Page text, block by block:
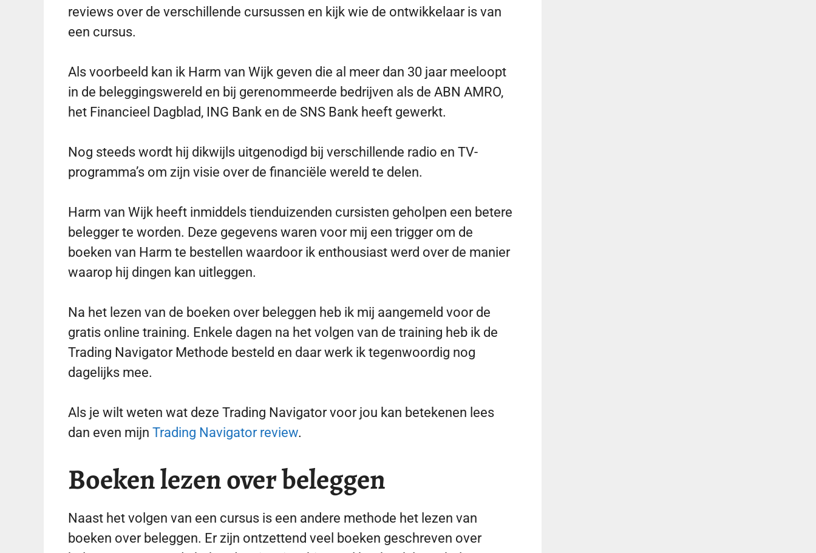
reviews over de verschillende cursussen en kijk wie de ontwikkelaar is van
een cursus.
Als voorbeeld kan ik Harm van Wijk geven die al meer dan 30 jaar meeloopt
in de beleggingswereld en bij gerenommeerde bedrijven als de ABN AMRO,
het Financieel Dagblad, ING Bank en de SNS Bank heeft gewerkt.
Nog steeds wordt hij dikwijls uitgenodigd bij verschillende radio en TV-
programma’s om zijn visie over de financiële wereld te delen.
Harm van Wijk heeft inmiddels tienduizenden cursisten geholpen een betere
belegger te worden. Deze gegevens waren voor mij een trigger om de
boeken van Harm te bestellen waardoor ik enthousiast werd over de manier
waarop hij dingen kan uitleggen.
Na het lezen van de boeken over beleggen heb ik mij aangemeld voor de
gratis online training. Enkele dagen na het volgen van de training heb ik de
Trading Navigator Methode besteld en daar werk ik tegenwoordig nog
dagelijks mee.
Als je wilt weten wat deze Trading Navigator voor jou kan betekenen lees
dan even mijn Trading Navigator review.
Boeken lezen over beleggen
Naast het volgen van een cursus is een andere methode het lezen van
boeken over beleggen. Er zijn ontzettend veel boeken geschreven over